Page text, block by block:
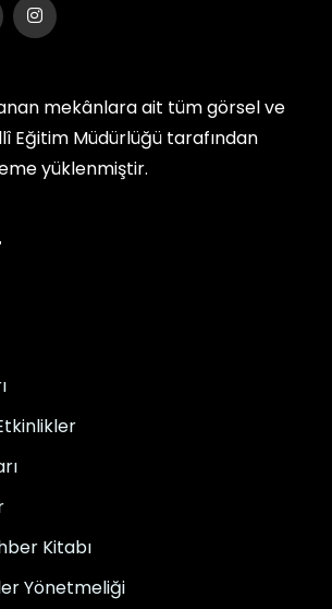
mekânlara ait tüm görsel ve
Eğitim Müdürlüğü tarafından
yüklenmiştir.
Kitabı
Yönetmeliği